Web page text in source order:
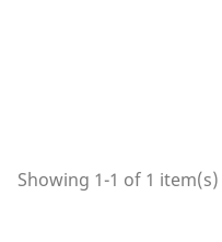
Showing 1-1 of 1 item(s)